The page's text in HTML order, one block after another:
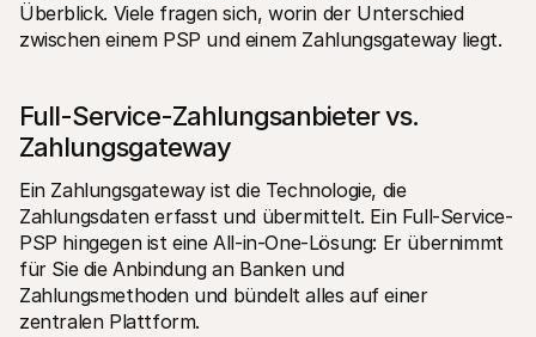
Überblick. Viele fragen sich, worin der Unterschied
zwischen einem PSP und einem Zahlungsgateway liegt.
Full-Service-Zahlungsanbieter vs.
Zahlungsgateway
Ein Zahlungsgateway ist die Technologie, die
Zahlungsdaten erfasst und übermittelt. Ein Full-Service-
PSP hingegen ist eine All-in-One-Lösung: Er übernimmt
für Sie die Anbindung an Banken und
Zahlungsmethoden und bündelt alles auf einer
zentralen Plattform.